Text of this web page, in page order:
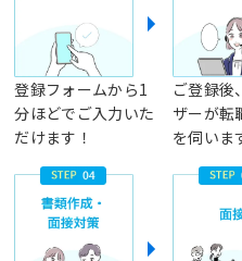
登録フォームから1
分ほどでご入力いた
だけます！
ご登録後
ザーが転
を伺いま